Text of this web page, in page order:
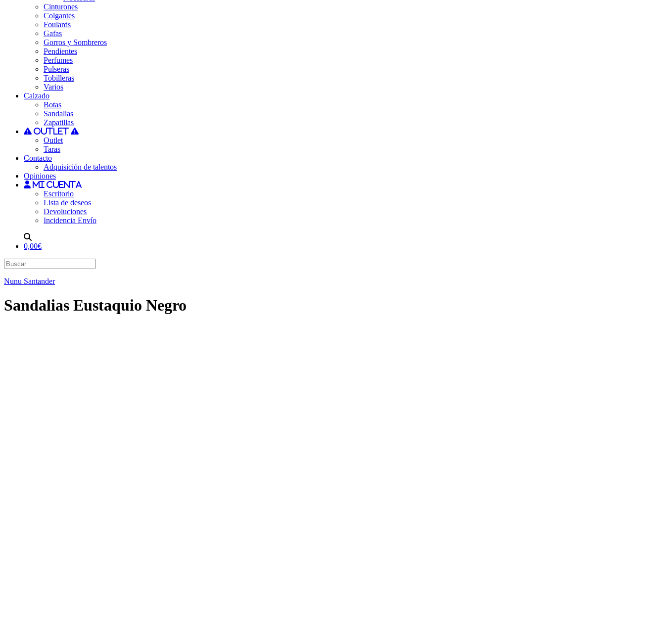
Cinturones
Colgantes
Foulards
Gafas
Gorros y Sombreros
Pendientes
Perfumes
Pulseras
Tobilleras
Varios
Calzado
Botas
Sandalias
Zapatillas
Outlet
Outlet
Taras
Contacto
Adquisición de talentos
Opiniones
Mi cuenta
Escritorio
Lista de deseos
Devoluciones
Incidencia Envío
0,00€
Nunu Santander
Sandalias Eustaquio Negro